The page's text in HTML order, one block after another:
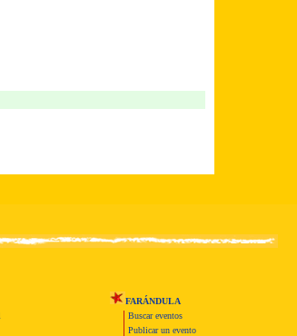
FARÁNDULA
Buscar eventos
Publicar un evento